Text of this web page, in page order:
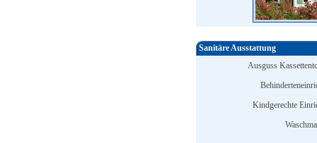
Sanitäre Ausstattung
Ausguss
Kindgerechte